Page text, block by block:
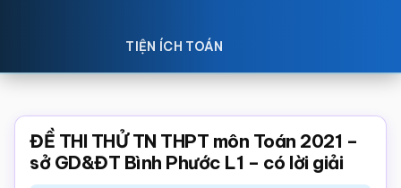
toán
giáo
Toán,
trắc
TIỆN ÍCH TOÁN
ĐỀ THI THỬ TN THPT môn Toán 2021 –
sở GD&ĐT Bình Phước L1 – có lời giải